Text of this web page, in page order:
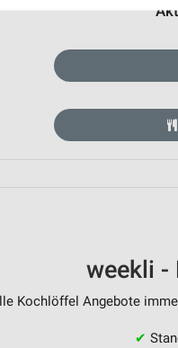
weekli -
Kochlöffel Angebote
✔
zur Auswahl
Daten zur Auswahl von